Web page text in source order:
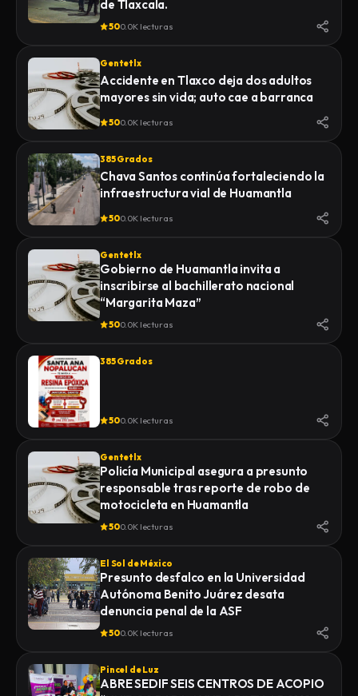
de Tlaxcala.
500.0K lecturas
Gentetlx
Accidente en Tlaxco deja dos adultos
mayores sin vida; auto cae a barranca
500.0K lecturas
385 Grados
Chava Santos continúa fortaleciendo la
infraestructura vial de Huamantla
500.0K lecturas
Gentetlx
Gobierno de Huamantla invita a
inscribirse al bachillerato nacional
“Margarita Maza”
500.0K lecturas
385 Grados
500.0K lecturas
Gentetlx
Policía Municipal asegura a presunto
responsable tras reporte de robo de
motocicleta en Huamantla
500.0K lecturas
El Sol de México
Presunto desfalco en la Universidad
Autónoma Benito Juárez desata
denuncia penal de la ASF
500.0K lecturas
Pincel de Luz
ABRE SEDIF SEIS CENTROS DE ACOPIO